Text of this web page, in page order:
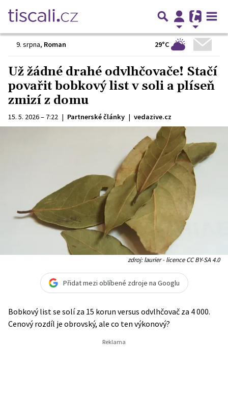
9. srpna, Roman 29°C
Už žádné drahé odvlhčovače! Stačí
povařit bobkový list v soli a plíseň
zmizí z domu
15. 5. 2026 – 7:22 | Partnerské články | vedazive.cz
zdroj: laurier - licence CC BY-SA 4.0
Přidat mezi oblíbené zdroje na Googlu
Bobkový list se solí za 15 korun versus odvlhčovač za 4 000.
Cenový rozdíl je obrovský, ale co ten výkonový?